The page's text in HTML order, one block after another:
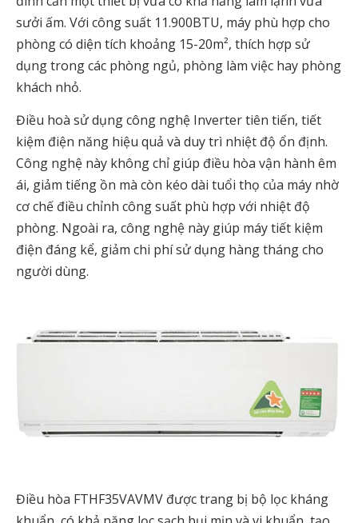
sưởi ấm. Với công suất 11.900BTU, máy phù hợp cho
phòng có diện tích khoảng 15-20m², thích hợp sử
dụng trong các phòng ngủ, phòng làm việc hay phòng
khách nhỏ.
Điều hoà sử dụng công nghệ Inverter tiên tiến, tiết
kiệm điện năng hiệu quả và duy trì nhiệt độ ổn định.
Công nghệ này không chỉ giúp điều hòa vận hành êm
ái, giảm tiếng ồn mà còn kéo dài tuổi thọ của máy nhờ
cơ chế điều chỉnh công suất phù hợp với nhiệt độ
phòng. Ngoài ra, công nghệ này giúp máy tiết kiệm
điện đáng kể, giảm chi phí sử dụng hàng tháng cho
người dùng.
Điều hòa FTHF35VAVMV được trang bị bộ lọc kháng